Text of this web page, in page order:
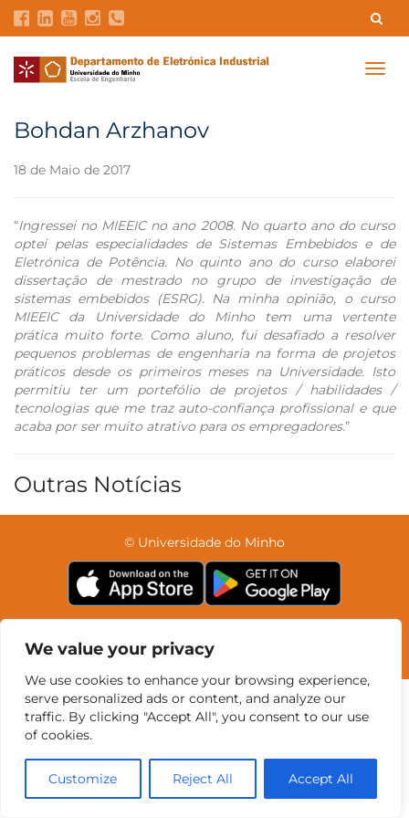
We value your privacy
We use cookies to enhance your browsing experience,
serve personalized ads or content, and analyze our
traffic. By clicking "Accept All", you consent to our use
of cookies.
Customize Reject All Accept All
Contatos Intranet GDMI UMinho
Bohdan Arzhanov
18 de Maio de 2017
“Ingressei no MIEEIC no ano 2008. No quarto ano do curso
optei pelas especialidades de Sistemas Embebidos e de
Eletrónica de Potência. No quinto ano do curso elaborei
dissertação de mestrado no grupo de investigação de
sistemas embebidos (ESRG). Na minha opinião, o curso
MIEEIC da Universidade do Minho tem uma vertente
prática muito forte. Como aluno, fui desafiado a resolver
pequenos problemas de engenharia na forma de projetos
práticos desde os primeiros meses na Universidade. Isto
permitiu ter um portefólio de projetos / habilidades /
tecnologias que me traz auto-confiança profissional e que
acaba por ser muito atrativo para os empregadores.”
Outras Notícias
© Universidade do Minho
Contatos Intranet GDMI UMinho
EEUM
Reservas no Labotório